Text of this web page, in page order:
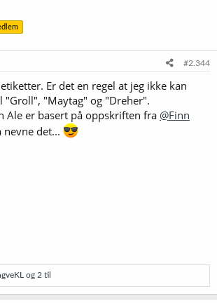
#2.344
Er det en regel at jeg ikke kan
"Groll", "Maytag" og "Dreher".
Ale er basert på oppskriften fra @Finn
det...
og 2 til